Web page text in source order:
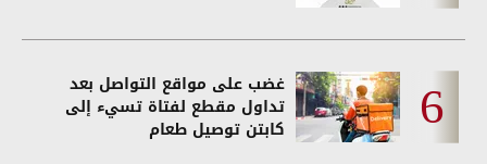
غضب على مواقع التواصل بعد
تداول مقطع لفتاة تسيء إلى
كابتن توصيل طعام